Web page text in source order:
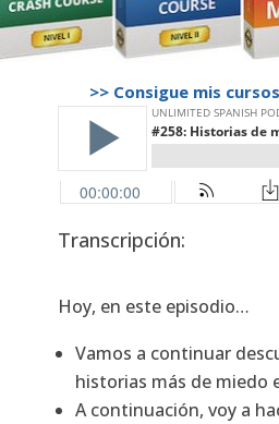
>> Consigue mis
Transcripción:
Hoy, en este episodio…
Vamos a continuar
historias más de miedo
A continuación, voy a